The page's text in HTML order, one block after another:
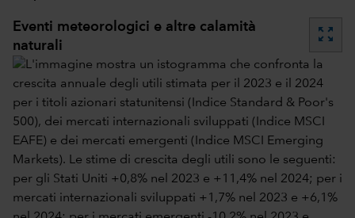
Eventi meteorologici e altre calamità
naturali
zoom_out_map